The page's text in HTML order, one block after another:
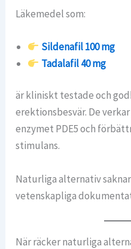
Läkemedel som:
Sildenafil 100 mg
Tadalafil 40 mg
är kliniskt testade och
erektionsbesvär. De
enzymet PDE5 och
stimulans.
Naturliga alternativ
vetenskapliga
När räcker naturliga